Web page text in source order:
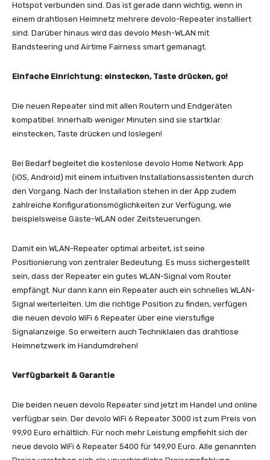
Hotspot verbunden sind. Das ist gerade dann wichtig, wenn in
einem drahtlosen Heimnetz mehrere devolo-Repeater installiert
sind. Darüber hinaus wird das devolo Mesh-WLAN mit
Bandsteering und Airtime Fairness smart gemanagt.
Einfache Einrichtung: einstecken, Taste drücken, go!
Die neuen Repeater sind mit allen Routern und Endgeräten
kompatibel. Innerhalb weniger Minuten sind sie startklar:
einstecken, Taste drücken und loslegen!
Bei Bedarf begleitet die kostenlose devolo Home Network App
(iOS, Android) mit einem intuitiven Installationsassistenten durch
den Vorgang. Nach der Installation stehen in der App zudem
zahlreiche Konfigurationsmöglichkeiten zur Verfügung, wie
beispielsweise Gäste-WLAN oder Zeitsteuerungen.
Damit ein WLAN-Repeater optimal arbeitet, ist seine
Positionierung von zentraler Bedeutung. Es muss sichergestellt
sein, dass der Repeater ein gutes WLAN-Signal vom Router
empfängt. Nur dann kann ein Repeater auch ein schnelles WLAN-
Signal weiterleiten. Um die richtige Position zu finden, verfügen
die neuen devolo WiFi 6 Repeater über eine vierstufige
Signalanzeige. So erweitern auch Techniklaien das drahtlose
Heimnetzwerk im Handumdrehen!
Verfügbarkeit & Garantie
Die beiden neuen devolo Repeater sind jetzt im Handel und online
verfügbar sein. Der devolo WiFi 6 Repeater 3000 ist zum Preis von
99,90 Euro erhältlich. Für noch mehr Leistung empfiehlt sich der
neue devolo WiFi 6 Repeater 5400 für 149,90 Euro. Alle genannten